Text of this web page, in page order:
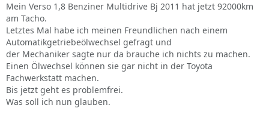
Mein Verso 1,8 Benziner Multidrive Bj 2011 hat jetzt 92000km
am Tacho.
Letztes Mal habe ich meinen Freundlichen nach einem
Automatikgetriebeölwechsel gefragt und
der Mechaniker sagte nur da brauche ich nichts zu machen.
Einen Ölwechsel können sie gar nicht in der Toyota
Fachwerkstatt machen.
Bis jetzt geht es problemfrei.
Was soll ich nun glauben.